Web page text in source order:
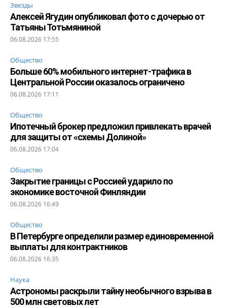
Звезды
Алексей Ягудин опубликовал фото с дочерью от
Татьяны Тотьмяниной
06.08.2026 17:55
Общество
Больше 60% мобильного интернет-трафика в
Центральной России оказалось ограничено
06.08.2026 17:11
Общество
Ипотечный брокер предложил привлекать врачей
для защиты от «схемы Долиной»
06.08.2026 17:04
Общество
Закрытие границы с Россией ударило по
экономике восточной Финляндии
06.08.2026 16:49
Общество
В Петербурге определили размер единовременной
выплаты для контрактников
06.08.2026 16:35
Наука
Астрономы раскрыли тайну необычного взрыва в
500 млн световых лет